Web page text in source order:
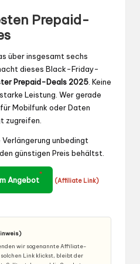
Prepaid-
über insgesamt sechs
dieses Black-Friday-
Prepaid-Deals 2025 . Keine
Leistung. Wer gerade
Mobilfunk oder Daten
zugreifen.
unbedingt
günstigen Preis behältst.
Angebot
*
(Affiliate Link)
wir sogenannte Affiliate-
Link klickst, bleibt der